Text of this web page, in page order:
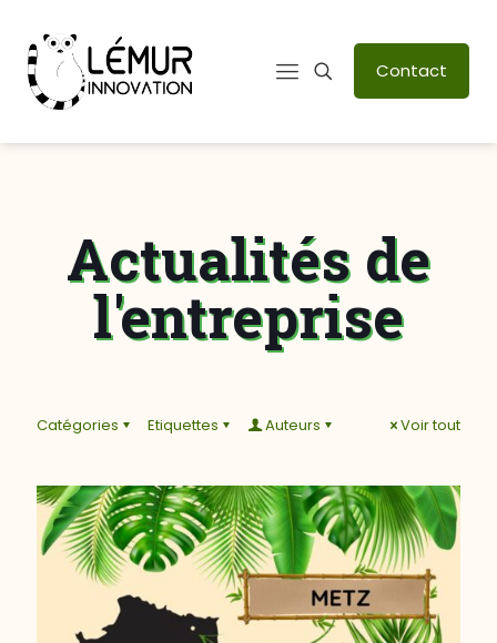
Contact
Actualités de
l'entreprise
Catégories Etiquettes Auteurs Voir tout